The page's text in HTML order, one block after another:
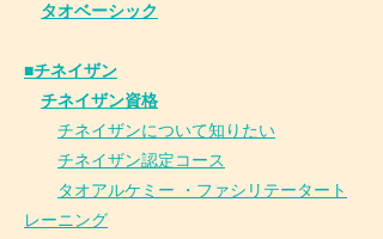
タオベーシック
■チネイザン
チネイザン資格
チネイザンについて知りたい
チネイザン認定コース
タオアルケミー ・ファシリテータート
レーニング